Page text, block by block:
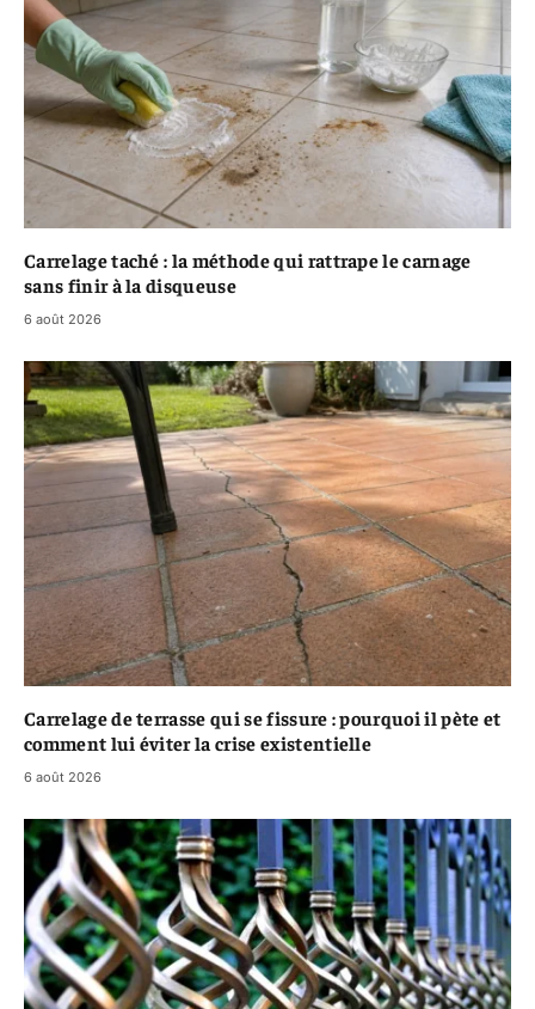
Carrelage taché : la méthode qui rattrape le carnage
sans finir à la disqueuse
6 août 2026
Carrelage de terrasse qui se fissure : pourquoi il pète et
comment lui éviter la crise existentielle
6 août 2026